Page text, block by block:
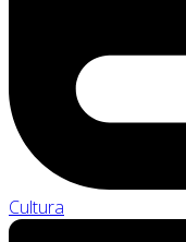
Cultura